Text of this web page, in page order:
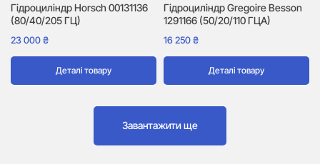
Гідроциліндр Horsch 00131136
(80/40/205 ГЦ)
23 000₴
Деталі товару
Гідроциліндр Gregoire Besson
1291166 (50/20/110 ГЦА)
16 250₴
Деталі товару
Завантажити ще